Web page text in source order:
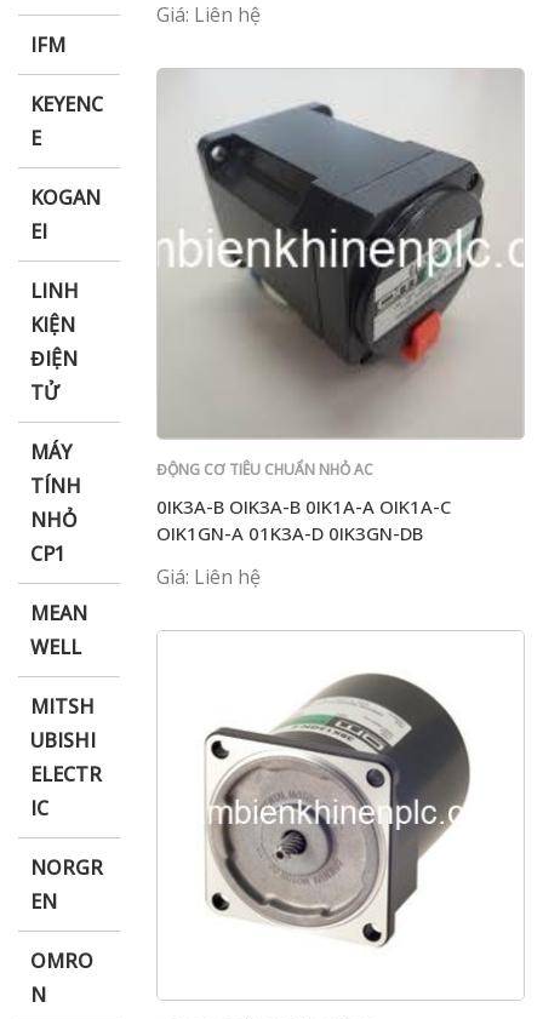
IFM
KEYENC
E
KOGAN
EI
LINH
KIỆN
ĐIỆN
TỬ
MÁY
TÍNH
NHỎ
CP1
MEAN
WELL
MITSH
UBISHI
ELECTR
IC
NORGR
EN
OMRO
N
Giá: Liên hệ
ĐỘNG CƠ TIÊU CHUẨN NHỎ AC
0IK3A-B OIK3A-B 0IK1A-A OIK1A-C
OIK1GN-A 01K3A-D 0IK3GN-DB
Giá: Liên hệ